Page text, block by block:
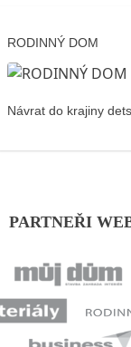
RODINNÝ DOM
Návrat do krajiny
PARTNEŘI